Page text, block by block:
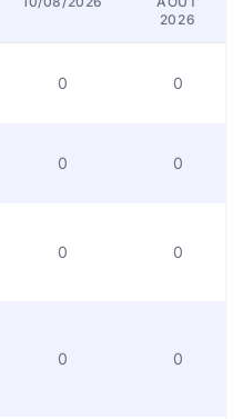
2026
0 0
0 0
0 0
0 0